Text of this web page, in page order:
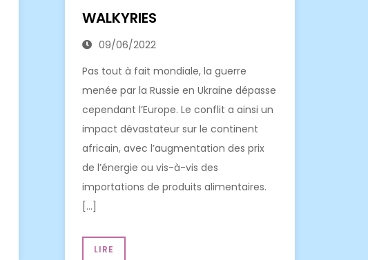
WALKYRIES
09/06/2022
Pas tout à fait mondiale, la guerre
menée par la Russie en Ukraine dépasse
cependant l’Europe. Le conflit a ainsi un
impact dévastateur sur le continent
africain, avec l’augmentation des prix
de l’énergie ou vis-à-vis des
importations de produits alimentaires.
[…]
LIRE